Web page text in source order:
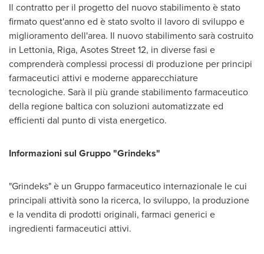
Il contratto per il progetto del nuovo stabilimento è stato
firmato quest'anno ed è stato svolto il lavoro di sviluppo e
miglioramento dell'area. Il nuovo stabilimento sarà costruito
in Lettonia, Riga, Asotes Street 12, in diverse fasi e
comprenderà complessi processi di produzione per principi
farmaceutici attivi e moderne apparecchiature
tecnologiche. Sarà il più grande stabilimento farmaceutico
della regione baltica con soluzioni automatizzate ed
efficienti dal punto di vista energetico.
Informazioni sul Gruppo "Grindeks"
"Grindeks" è un Gruppo farmaceutico internazionale le cui
principali attività sono la ricerca, lo sviluppo, la produzione
e la vendita di prodotti originali, farmaci generici e
ingredienti farmaceutici attivi.